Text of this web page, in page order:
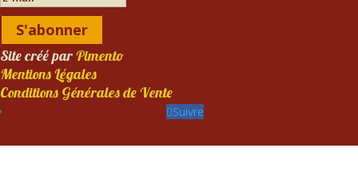
S'abonner
Site créé parPimento
Mentions Légales
Conditions Générales de Vente
Suivre